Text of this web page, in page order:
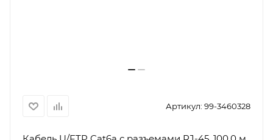
Артикул: 99-3460328